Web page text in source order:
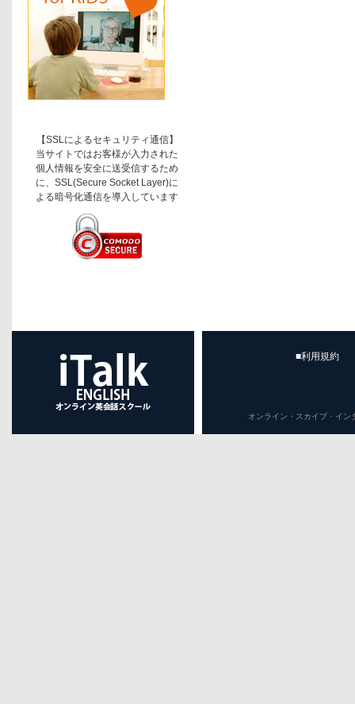
【SSLによるセキュリティ通信】
当サイトではお客様が入力された
個人情報を安全に送受信するため
に、SSL(Secure Socket Layer)に
よる暗号化通信を導入しています
■利用規約
オンライン・スカイプ・イ